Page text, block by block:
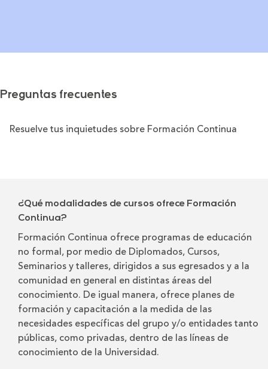
Preguntas frecuentes
Resuelve tus inquietudes sobre Formación Continua
¿Qué modalidades de cursos ofrece Formación
Continua?
Formación Continua ofrece programas de educación
no formal, por medio de Diplomados, Cursos,
Seminarios y talleres, dirigidos a sus egresados y a la
comunidad en general en distintas áreas del
conocimiento. De igual manera, ofrece planes de
formación y capacitación a la medida de las
necesidades específicas del grupo y/o entidades tanto
públicas, como privadas, dentro de las líneas de
conocimiento de la Universidad.